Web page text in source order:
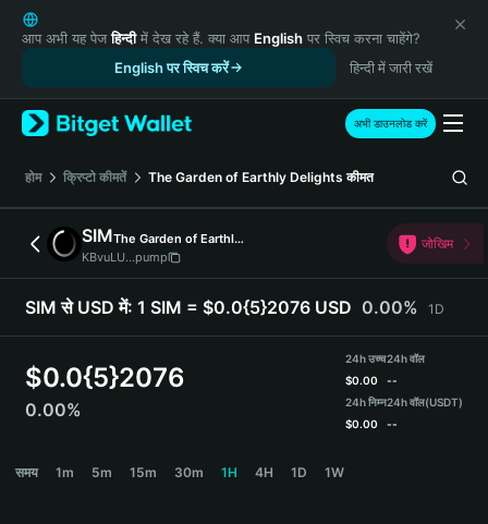
English
日本語
Русский
Español (Latinoamérica)
Türkçe
Italiano
简体中文
繁體中文
Português (Portugal)
हिन्दी
Español (Argentina)
आप अभी यह पेजहिन्दीमें देख रहे हैं. क्या आप English पर स्विच करना चाहेंगे?
English पर स्विच करें
हिन्दी में जारी रखें
अभी डाउनलोड करें
होम क्रिप्टो कीमतें The Garden of Earthly Delights कीमत
SIM
The Garden of Earthly Delights
KBvuLU...pump
जोखिम
SIM से USD में: 1 SIM = $0.0{5}2076 USD 0.00% 1D
$0.0{5}2076
0.00%
24h उच्च
$0.00
24h निम्न
$0.00
24h वॉल
--
24h वॉल(USDT)
--
समय 1m 5m 15m 30m 1H 4H 1D 1W